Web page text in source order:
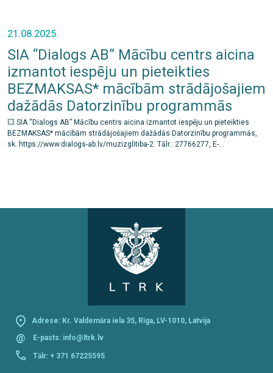
21.08.2025.
SIA “Dialogs AB” Mācību centrs aicina
izmantot iespēju un pieteikties
BEZMAKSAS* mācībām strādājošajiem
dažādās Datorzinību programmās
💥 SIA “Dialogs AB” Mācību centrs aicina izmantot iespēju un pieteikties
BEZMAKSAS* mācībām strādājošajiem dažādās Datorzinību programmās,
sk. https://www.dialogs-ab.lv/muzizglitiba-2. Tālr.: 27766277, E-...
Adrese: Kr. Valdemāra iela 35, Rīga, LV-1010, Latvija
@ E-pasts: info@ltrk.lv
Tālr: + 371 67225595